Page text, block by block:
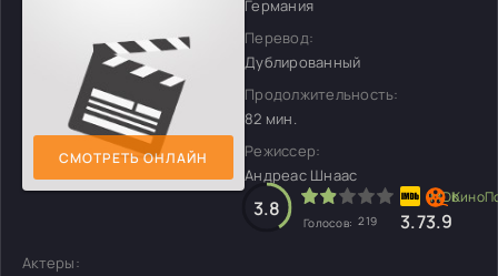
СМОТРЕТЬ ОНЛАЙН
Германия
Перевод:
Дублированный
Продолжительность:
82 мин.
Режиссер:
Андреас Шнаас
3.8
Голосов: 219 3.73.9
Актеры: